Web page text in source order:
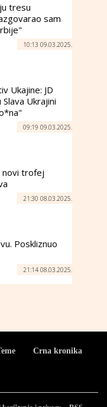
tresu
sam
10:13 09.03.2025.
Ukajine: JD
Ukrajini
09:19 09.03.2025.
novi trofej
21:30 08.03.2025.
Poskliznuo
21:14 08.03.2025.
Crna kronika